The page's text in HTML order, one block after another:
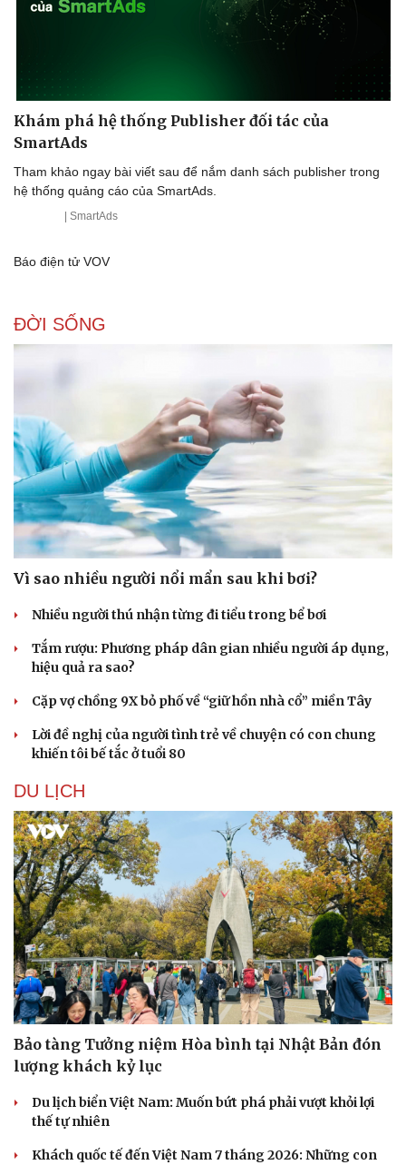
Sức khỏe
Cây thuốc
Sản phụ khoa
Ăn sạch sống khỏe
Khám phá hệ thống Publisher đối tác của
SmartAds
Tham khảo ngay bài viết sau để nắm danh sách publisher trong
hệ thống quảng cáo của SmartAds.
| SmartAds
Báo điện tử VOV
ĐỜI SỐNG
Vì sao nhiều người nổi mẩn sau khi bơi?
Nhiều người thú nhận từng đi tiểu trong bể bơi
Tắm rượu: Phương pháp dân gian nhiều người áp dụng,
hiệu quả ra sao?
Cặp vợ chồng 9X bỏ phố về “giữ hồn nhà cổ” miền Tây
Lời đề nghị của người tình trẻ về chuyện có con chung
khiến tôi bế tắc ở tuổi 80
DU LỊCH
Bảo tàng Tưởng niệm Hòa bình tại Nhật Bản đón
lượng khách kỷ lục
Du lịch biển Việt Nam: Muốn bứt phá phải vượt khỏi lợi
thế tự nhiên
Khách quốc tế đến Việt Nam 7 tháng 2026: Những con